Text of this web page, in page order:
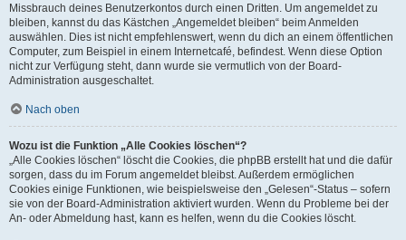
Missbrauch deines Benutzerkontos durch einen Dritten. Um angemeldet zu
bleiben, kannst du das Kästchen „Angemeldet bleiben“ beim Anmelden
auswählen. Dies ist nicht empfehlenswert, wenn du dich an einem öffentlichen
Computer, zum Beispiel in einem Internetcafé, befindest. Wenn diese Option
nicht zur Verfügung steht, dann wurde sie vermutlich von der Board-
Administration ausgeschaltet.
Nach oben
Wozu ist die Funktion „Alle Cookies löschen“?
„Alle Cookies löschen“ löscht die Cookies, die phpBB erstellt hat und die dafür
sorgen, dass du im Forum angemeldet bleibst. Außerdem ermöglichen
Cookies einige Funktionen, wie beispielsweise den „Gelesen“-Status – sofern
sie von der Board-Administration aktiviert wurden. Wenn du Probleme bei der
An- oder Abmeldung hast, kann es helfen, wenn du die Cookies löscht.